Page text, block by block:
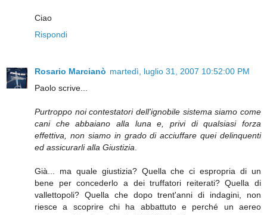
Ciao
Rispondi
Rosario Marcianò martedì, luglio 31, 2007 10:52:00 PM
Paolo scrive...
Purtroppo noi contestatori dell'ignobile sistema siamo come
cani che abbaiano alla luna e, privi di qualsiasi forza
effettiva, non siamo in grado di acciuffare quei delinquenti
ed assicurarli alla Giustizia
Già... ma quale giustizia? Quella che ci espropria di un
bene per concederlo a dei truffatori reiterati? Quella di
vallettopoli? Quella che dopo trent'anni di indagini, non
riesce a scoprire chi ha abbattuto e perché un aereo